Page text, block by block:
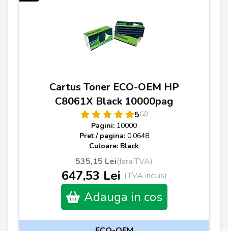
Cartus Toner ECO-OEM HP
C8061X Black 10000pag
5(2)
Pagini: 10000
Pret / pagina: 0.0648
Culoare: Black
535,15 Lei(fara TVA)
647,53 Lei (TVA inclus)
Adauga in cos